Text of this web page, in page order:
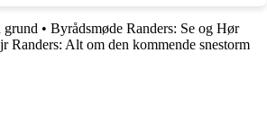
grund • Byrådsmøde Randers: Se og Hør
Randers: Alt om den kommende snestorm